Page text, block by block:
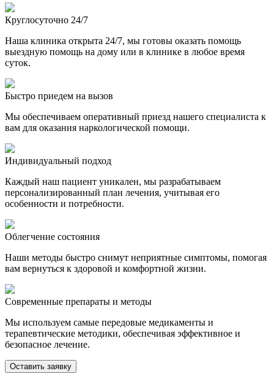
Круглосуточно 24/7
Наша клиника открыта 24/7, мы готовы оказать помощь
выездную помощь на дому или в клинике в любое время
суток.
Быстро приедем на вызов
Мы обеспечиваем оперативный приезд нашего специалиста к
вам для оказания наркологической помощи.
Индивидуальный подход
Каждый наш пациент уникален, мы разрабатываем
персонализированный план лечения, учитывая его
особенности и потребности.
Облегчение состояния
Наши методы быстро снимут неприятные симптомы, помогая
вам вернуться к здоровой и комфортной жизни.
Современные препараты и методы
Мы используем самые передовые медикаменты и
терапевтические методики, обеспечивая эффективное и
безопасное лечение.
Оставить заявку